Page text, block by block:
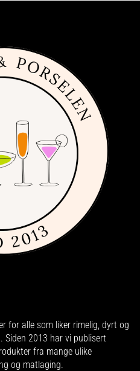
for alle som liker rimelig, dyrt og
2013 har vi publisert
fra mange ulike
og matlaging.